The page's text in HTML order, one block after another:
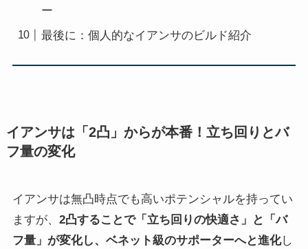
ー
最後に：個人的なイアンサのビルド紹介
イアンサは「2凸」からが本番！立ち回りとバ
フ量の変化
イアンサは無凸時点でも高いポテンシャルを持ってい
ますが、 2凸することで「立ち回りの快適さ」と「バ
フ量」が変化し、ベネット級のサポーターへと進化し